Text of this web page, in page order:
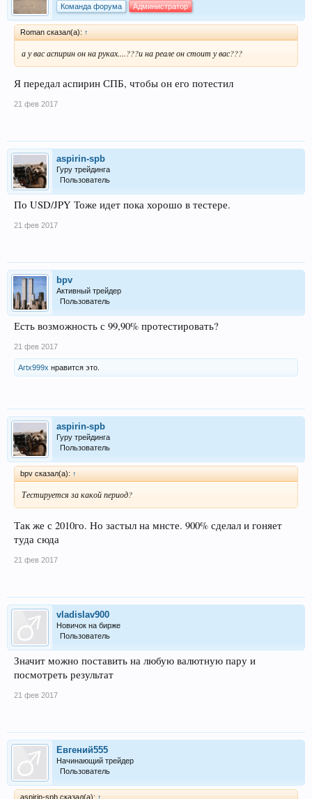
Команда форума
Администратор
Roman сказал(а): ↑
а у вас аспирин он на руках....???и на реале он стоит у вас???
Я передал аспирин СПБ, чтобы он его потестил
21 фев 2017
aspirin-spb
Гуру трейдинга
Пользователь
По USD/JPY Тоже идет пока хорошо в тестере.
21 фев 2017
bpv
Активный трейдер
Пользователь
Есть возможность с 99,90% протестировать?
21 фев 2017
Artx999x нравится это.
aspirin-spb
Гуру трейдинга
Пользователь
bpv сказал(а): ↑
Тестируется за какой период?
Так же с 2010го. Но застыл на мнсте. 900% сделал и гоняет
туда сюда
21 фев 2017
vladislav900
Новичок на бирже
Пользователь
Значит можно поставить на любую валютную пару и
посмотреть результат
21 фев 2017
Евгений555
Начинающий трейдер
Пользователь
aspirin-spb сказал(а): ↑